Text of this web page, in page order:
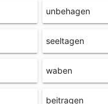
unbehagen
seeltagen
waben
beitragen